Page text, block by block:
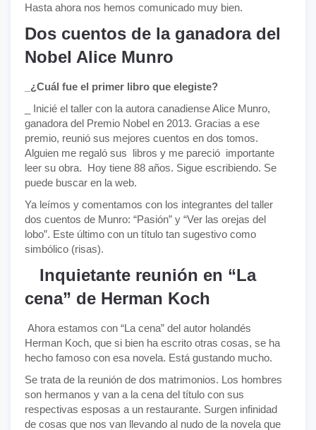
Hasta ahora nos hemos comunicado muy bien.
Dos cuentos de la ganadora del
Nobel Alice Munro
_¿Cuál fue el primer libro que elegiste?
_ Inicié el taller con la autora canadiense Alice Munro,
ganadora del Premio Nobel en 2013. Gracias a ese
premio, reunió sus mejores cuentos en dos tomos.
Alguien me regaló sus libros y me pareció importante
leer su obra. Hoy tiene 88 años. Sigue escribiendo. Se
puede buscar en la web.
Ya leímos y comentamos con los integrantes del taller
dos cuentos de Munro: “Pasión” y “Ver las orejas del
lobo”. Este último con un título tan sugestivo como
simbólico (risas).
Inquietante reunión en “La
cena” de Herman Koch
Ahora estamos con “La cena” del autor holandés
Herman Koch, que si bien ha escrito otras cosas, se ha
hecho famoso con esa novela. Está gustando mucho.
Se trata de la reunión de dos matrimonios. Los hombres
son hermanos y van a la cena del título con sus
respectivas esposas a un restaurante. Surgen infinidad
de cosas que nos van llevando al nudo de la novela que